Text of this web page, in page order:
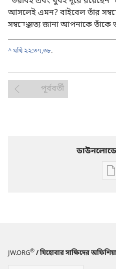
আসলেই এমন? বাইবেল তাঁর
সম্বন্ধে সত্য জানা আপনাকে তাঁকে
^মথি ২২:৩৭,৩৮.
পূর্ববর্তী
JW.ORG® / যিহোবার সাক্ষিদের